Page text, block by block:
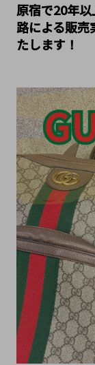
原宿で20年
路による販売
たします！